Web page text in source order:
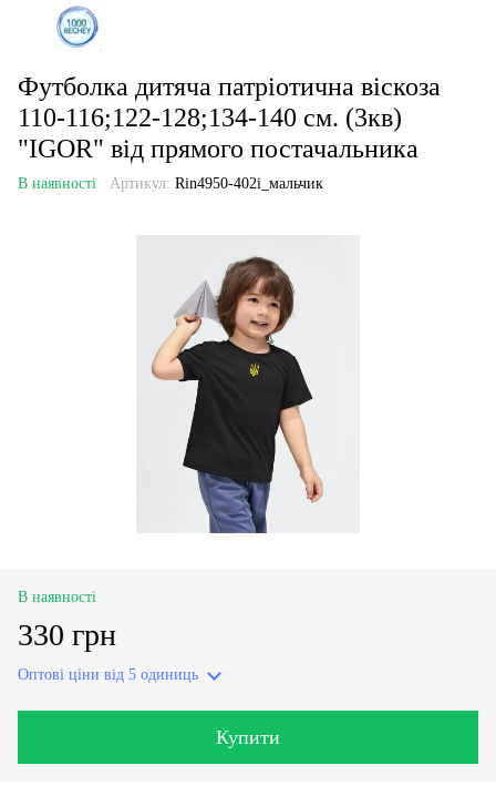
Футболка дитяча патріотична віскоза
110-116;122-128;134-140 см. (3кв)
"IGOR" від прямого постачальника
В наявності Артикул: Rin4950-402i_мальчик
В наявності
330 грн
Оптові ціни від 5 одиниць
Купити